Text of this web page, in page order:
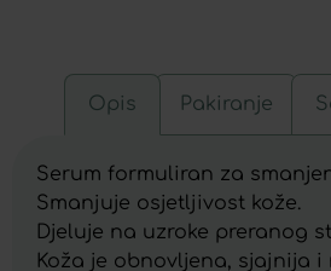
Opis Pakiranje
Serum formuliran za
Smanjuje osjetljivost kože.
Djeluje na uzroke preranog
Koža je obnovljena, sjajnija i